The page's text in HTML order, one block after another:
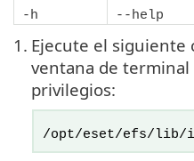
-h --help
1. Ejecute el siguiente
ventana de
privilegios:
/opt/eset/efs/lib/